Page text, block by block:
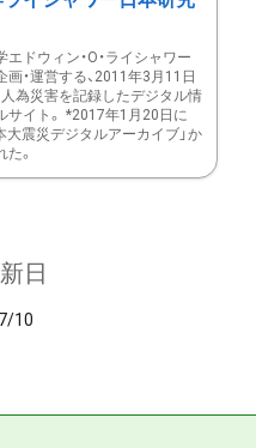
ドウィン・O・ライシャワー
画・運営する、2011年3月11日
人為災害を記録したデジタル情
サイト。 *2017年1月20日に
大震災デジタルアーカイブ」か
。
日
10